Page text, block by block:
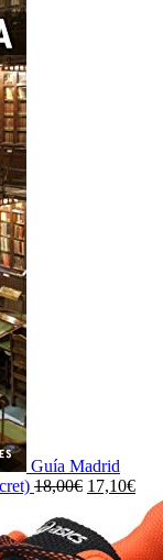
Guía Madrid
18,00€ El
original
era:
17,10€El
es: